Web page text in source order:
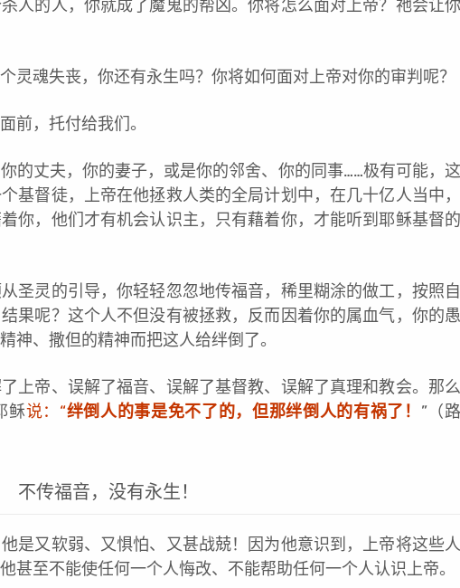
人的人，你就成了魔鬼的帮凶。你将怎么面对上帝？祂会让你
灵魂失丧，你还有永生吗？你将如何面对上帝对你的审判呢？
前，托付给我们。
的丈夫，你的妻子，或是你的邻舍、你的同事……极有可能，这
基督徒，上帝在他拯救人类的全局计划中，在几十亿人当中，
你，他们才有机会认识主，只有藉着你，才能听到耶稣基督的
圣灵的引导，你轻轻忽忽地传福音，稀里糊涂的做工，按照自
果呢？这个人不但没有被拯救，反而因着你的属血气，你的愚
神、撒但的精神而把这人给绊倒了。
上帝、误解了福音、误解了基督教、误解了真理和教会。那么
稣说：“绊倒人的事是免不了的，但那绊倒人的有祸了！ ”（路
不传福音，没有永生！
是又软弱、又惧怕、又甚战兢！因为他意识到，上帝将这些人
甚至不能使任何一个人悔改、不能帮助任何一个人认识上帝。